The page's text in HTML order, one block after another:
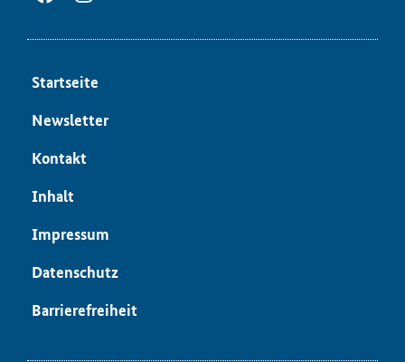
Start­sei­te
News­let­ter
Kon­takt
In­halt
Im­pres­sum
Da­ten­schutz
Bar­rie­re­frei­heit